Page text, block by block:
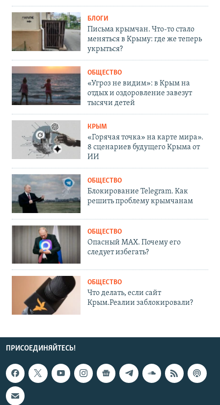
БЛОГИ
Письма крымчан. Что-то стало
меняться в Крыму: где же теперь
укрыться?
ОБЩЕСТВО
«Угроз не видим»: в Крым на
отдых и оздоровление завезут
тысячи детей
КРЫМ
«Горячая точка» на карте мира».
8 сценариев будущего Крыма от
ИИ
ОБЩЕСТВО
Блокирование Telegram. Как
решить проблему крымчанам
ОБЩЕСТВО
Опасный MAX. Почему его
следует избегать?
ОБЩЕСТВО
Что делать, если сайт
Крым.Реалии заблокировали?
ПРИСОЕДИНЯЙТЕСЬ!